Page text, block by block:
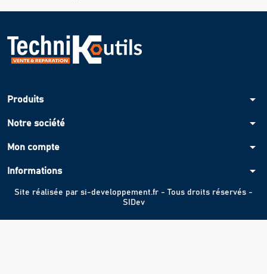
Produits arrow_drop_down
Notre société arrow_drop_down
Mon compte arrow_drop_down
Informations arrow_drop_down
Site réalisée par si-developpement.fr - Tous droits réservés -
SIDev